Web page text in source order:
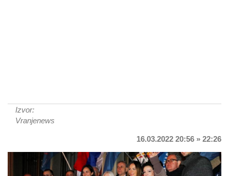
Izvor:
Vranjenews
16.03.2022 20:56 » 22:26